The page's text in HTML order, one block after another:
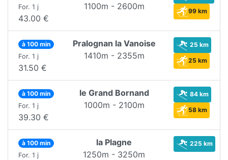
For. 1 j
43.00 €
1100m - 2600m
99 km
à 100 min
For. 1 j
31.50 €
Pralognan la Vanoise
1410m - 2355m
25 km
25 km
à 100 min
For. 1 j
39.30 €
le Grand Bornand
1000m - 2100m
84 km
58 km
à 100 min
For. 1 j
la Plagne
1250m - 3250m
225 km